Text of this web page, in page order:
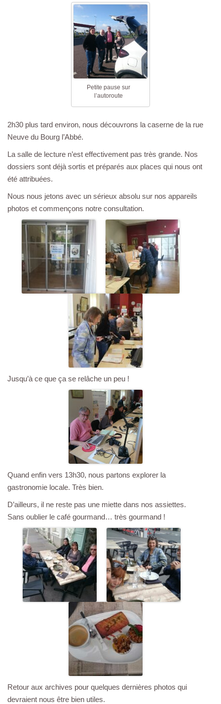
Petite pause sur
l’autoroute
2h30 plus tard environ, nous découvrons la caserne de la rue
Neuve du Bourg l’Abbé.
La salle de lecture n’est effectivement pas très grande. Nos
dossiers sont déjà sortis et préparés aux places qui nous ont
été attribuées.
Nous nous jetons avec un sérieux absolu sur nos appareils
photos et commençons notre consultation.
Jusqu’à ce que ça se relâche un peu !
Quand enfin vers 13h30, nous partons explorer la
gastronomie locale. Très bien.
D’ailleurs, il ne reste pas une miette dans nos assiettes.
Sans oublier le café gourmand… très gourmand !
Retour aux archives pour quelques dernières photos qui
devraient nous être bien utiles.